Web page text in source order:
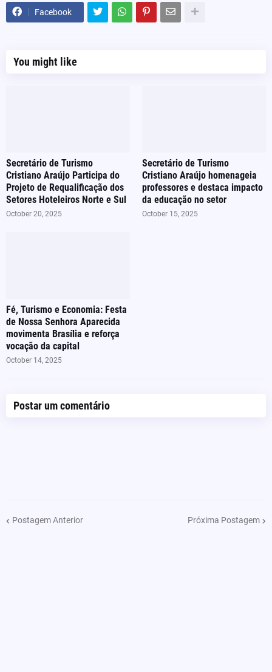
Facebook
You might like
Secretário de Turismo
Cristiano Araújo Participa do
Projeto de Requalificação dos
Setores Hoteleiros Norte e Sul
October 20, 2025
Secretário de Turismo
Cristiano Araújo homenageia
professores e destaca impacto
da educação no setor
October 15, 2025
Fé, Turismo e Economia: Festa
de Nossa Senhora Aparecida
movimenta Brasília e reforça
vocação da capital
October 14, 2025
Postar um comentário
Postagem Anterior Próxima Postagem